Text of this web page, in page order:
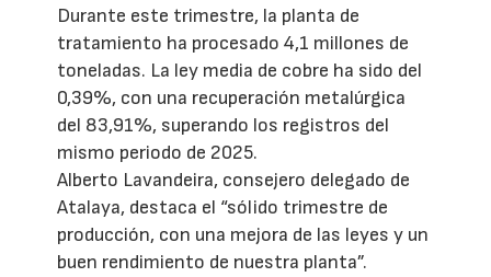
Durante este trimestre, la planta de
tratamiento ha procesado 4,1 millones de
toneladas. La ley media de cobre ha sido del
0,39%, con una recuperación metalúrgica
del 83,91%, superando los registros del
mismo periodo de 2025.
Alberto Lavandeira, consejero delegado de
Atalaya, destaca el “sólido trimestre de
producción, con una mejora de las leyes y un
buen rendimiento de nuestra planta”.